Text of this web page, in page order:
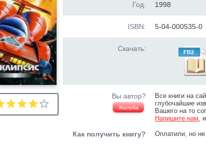
Год: 1998
ISBN: 5-04-000535-0
Скачать:
Вы автор?
Жалоба
Все книги на
глубочайшие
Вашего на то
Напишите нам,
Как получить книгу? Оплатили, но